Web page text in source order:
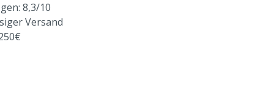
8,3/10
Versand